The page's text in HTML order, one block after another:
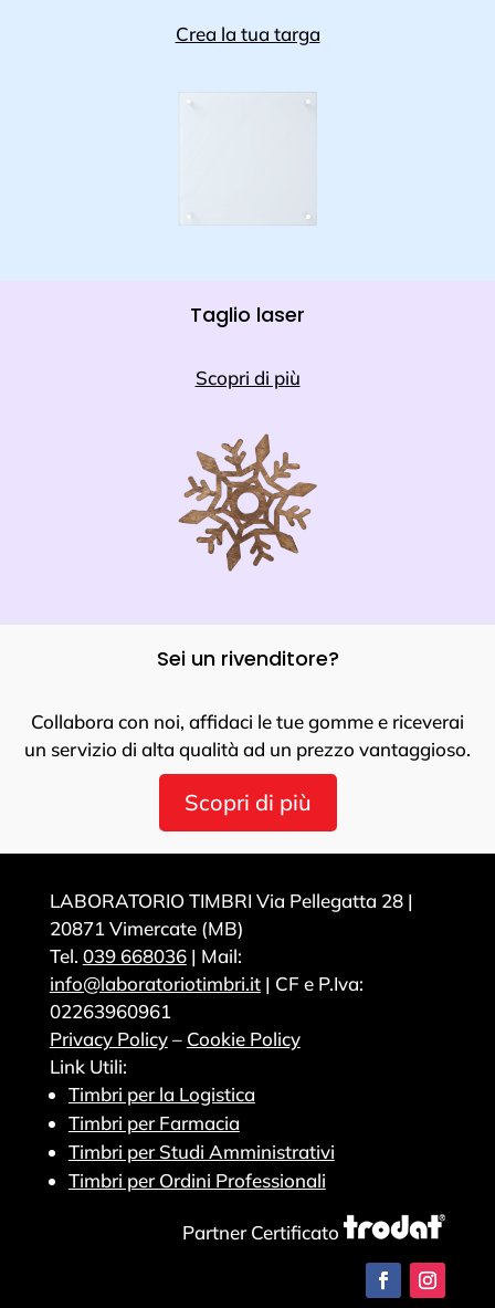
Crea la tua targa
Taglio laser
Scopri di più
Sei un rivenditore?
Collabora con noi, affidaci le tue gomme e riceverai
un servizio di alta qualità ad un prezzo vantaggioso.
Scopri di più
LABORATORIO TIMBRI Via Pellegatta 28 |
20871 Vimercate (MB)
Tel. 039 668036| Mail:
info@laboratoriotimbri.it| CF e P.Iva:
02263960961
Privacy Policy– Cookie Policy
Link Utili:
Timbri per la Logistica
Timbri per Farmacia
Timbri per Studi Amministrativi
Timbri per Ordini Professionali
Partner Certificato